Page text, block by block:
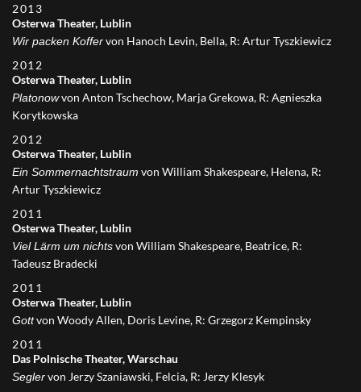
2013
Osterwa Theater, Lublin
Wir packen Koffervon Hanoch Levin, Bella, R: Artur Tyszkiewicz
2012
Osterwa Theater, Lublin
Platonowvon Anton Tschechow, Marja Grekowa, R: Agnieszka
Korytkowska
2012
Osterwa Theater, Lublin
Ein Sommernachtstraum von William Shakespeare, Helena, R:
Artur Tyszkiewicz
2011
Osterwa Theater, Lublin
Viel Lärm um nichtsvon William Shakespeare, Beatrice, R:
Tadeusz Bradecki
2011
Osterwa Theater, Lublin
Gottvon Woody Allen, Doris Levine, R: Grzegorz Kempinsky
2011
Das Polnische Theater, Warschau
Seglervon Jerzy Szaniawski, Felcia, R: Jerzy Klesyk